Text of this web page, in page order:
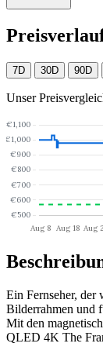
7D 30D 90D
Unser
Ein Fernseher, der
Bilderrahmen und
Mit den
QLED 4K The